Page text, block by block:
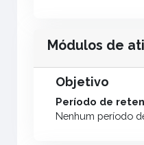
Módulos de
Objetivo
Período de
Nenhum período